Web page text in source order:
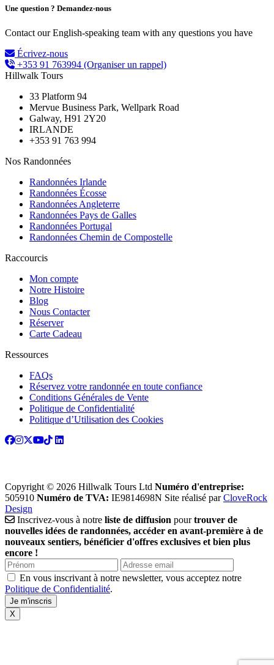
Une question ? Demandez-nous
Contact our English-speaking team with any questions you have
Écrivez-nous
+353 91 763994 (Organiser un rappel)
Hillwalk Tours
33 Platform 94
Mervue Business Park, Wellpark Road
Galway, H91 2Y20
IRLANDE
+353 91 763 994
Nos Randonnées
Randonnées Irlande
Randonnées Écosse
Randonnées Angleterre
Randonnées Pays de Galles
Randonnées Portugal
Randonnées Chemin de Compostelle
Raccourcis
Mon compte
Notre Histoire
Blog
Nous Contacter
Réserver
Carte Cadeau
Ressources
FAQs
Réservez votre randonnée en toute confiance
Conditions Générales de Vente
Politique de Confidentialité
Politique d’Utilisation des Cookies
Copyright © 2026 Hillwalk Tours Ltd Numéro d'entreprise:
505910 Numéro de TVA: IE9814698N Site réalisé parCloveRock
Design
Inscrivez-vous à notre liste de diffusion pourtrouver de
nouvelles idées de randonnées, accéder en avant-première à de
nouveaux sentiers, bénéficier d'offres exclusives et bien plus
encore !
En vous inscrivant à notre newsletter, vous acceptez notre
Politique de Confidentialité.
X